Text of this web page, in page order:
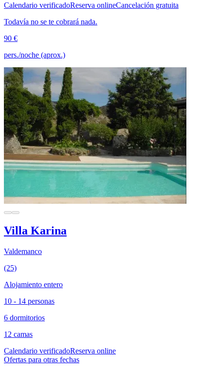
Calendario verificadoReserva onlineCancelación gratuita
Todavía no se te cobrará nada.
90 €
pers./noche (aprox.)
Villa Karina
Valdemanco
(25)
Alojamiento entero
10 - 14 personas
6 dormitorios
12 camas
Calendario verificadoReserva online
Ofertas para otras fechas